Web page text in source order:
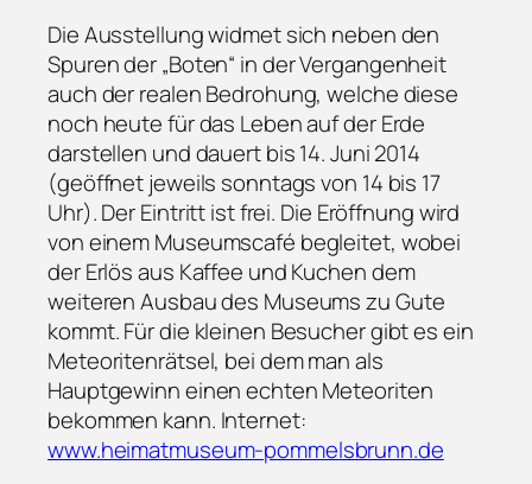
Die Ausstellung widmet sich neben den
Spuren der „Boten“ in der Vergangenheit
auch der realen Bedrohung, welche diese
noch heute für das Leben auf der Erde
darstellen und dauert bis 14. Juni 2014
(geöffnet jeweils sonntags von 14 bis 17
Uhr). Der Eintritt ist frei. Die Eröffnung wird
von einem Museumscafé begleitet, wobei
der Erlös aus Kaffee und Kuchen dem
weiteren Ausbau des Museums zu Gute
kommt. Für die kleinen Besucher gibt es ein
Meteoritenrätsel, bei dem man als
Hauptgewinn einen echten Meteoriten
bekommen kann. Internet:
www.heimatmuseum-pommelsbrunn.de